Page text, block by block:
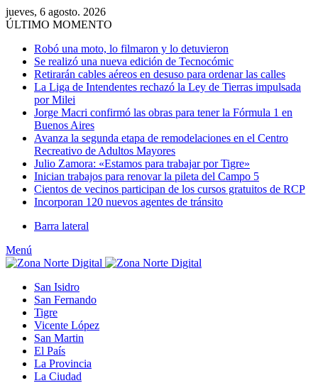
jueves, 6 agosto. 2026
ÚLTIMO MOMENTO
Robó una moto, lo filmaron y lo detuvieron
Se realizó una nueva edición de Tecnocómic
Retirarán cables aéreos en desuso para ordenar las calles
La Liga de Intendentes rechazó la Ley de Tierras impulsada
por Milei
Jorge Macri confirmó las obras para tener la Fórmula 1 en
Buenos Aires
Avanza la segunda etapa de remodelaciones en el Centro
Recreativo de Adultos Mayores
Julio Zamora: «Estamos para trabajar por Tigre»
Inician trabajos para renovar la pileta del Campo 5
Cientos de vecinos participan de los cursos gratuitos de RCP
Incorporan 120 nuevos agentes de tránsito
Barra lateral
Menú
San Isidro
San Fernando
Tigre
Vicente López
San Martin
El País
La Provincia
La Ciudad